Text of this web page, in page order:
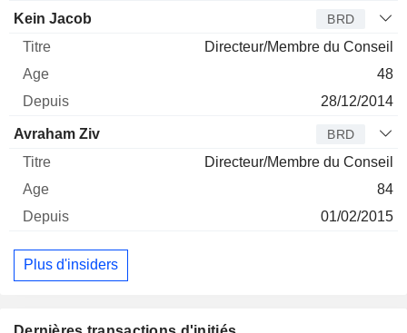
Kein Jacob BRD
Directeur/Membre du Conseil
48
28/12/2014
Avraham Ziv BRD
Directeur/Membre du Conseil
84
01/02/2015
Plus d'insiders